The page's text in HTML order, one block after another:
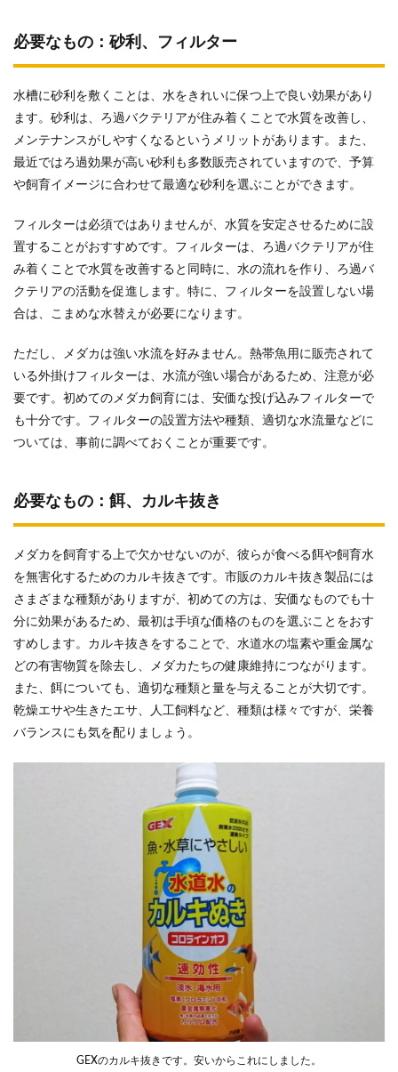
必要なもの：砂利、フィルター
水槽に砂利を敷くことは、水をきれいに保つ上で良い効果があり
ます。砂利は、ろ過バクテリアが住み着くことで水質を改善し、
メンテナンスがしやすくなるというメリットがあります。また、
最近ではろ過効果が高い砂利も多数販売されていますので、予算
や飼育イメージに合わせて最適な砂利を選ぶことができます。
フィルターは必須ではありませんが、水質を安定させるために設
置することがおすすめです。フィルターは、ろ過バクテリアが住
み着くことで水質を改善すると同時に、水の流れを作り、ろ過バ
クテリアの活動を促進します。特に、フィルターを設置しない場
合は、こまめな水替えが必要になります。
ただし、メダカは強い水流を好みません。熱帯魚用に販売されて
いる外掛けフィルターは、水流が強い場合があるため、注意が必
要です。初めてのメダカ飼育には、安価な投げ込みフィルターで
も十分です。フィルターの設置方法や種類、適切な水流量などに
ついては、事前に調べておくことが重要です。
必要なもの：餌、カルキ抜き
メダカを飼育する上で欠かせないのが、彼らが食べる餌や飼育水
を無害化するためのカルキ抜きです。市販のカルキ抜き製品には
さまざまな種類がありますが、初めての方は、安価なものでも十
分に効果があるため、最初は手頃な価格のものを選ぶことをおす
すめします。カルキ抜きをすることで、水道水の塩素や重金属な
どの有害物質を除去し、メダカたちの健康維持につながります。
また、餌についても、適切な種類と量を与えることが大切です。
乾燥エサや生きたエサ、人工飼料など、種類は様々ですが、栄養
バランスにも気を配りましょう。
GEXのカルキ抜きです。安いからこれにしました。